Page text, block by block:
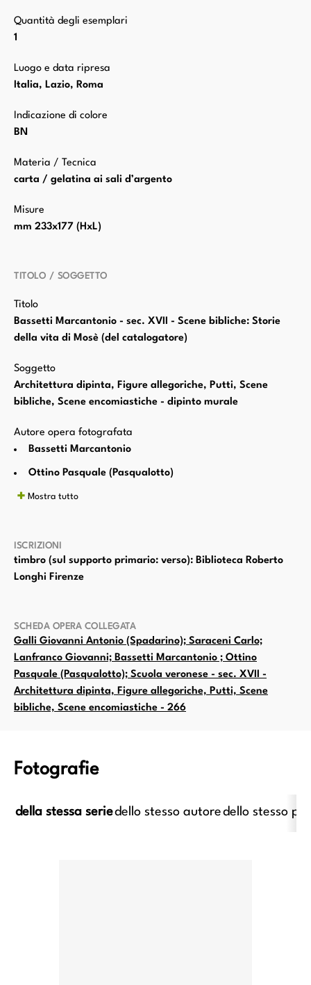
Quantità degli esemplari
1
Luogo e data ripresa
Italia, Lazio, Roma
Indicazione di colore
BN
Materia / Tecnica
carta / gelatina ai sali d’argento
Misure
mm 233x177 (HxL)
TITOLO / SOGGETTO
Titolo
Bassetti Marcantonio - sec. XVII - Scene bibliche: Storie
della vita di Mosè (del catalogatore)
Soggetto
Architettura dipinta, Figure allegoriche, Putti, Scene
bibliche, Scene encomiastiche - dipinto murale
Autore opera fotografata
Bassetti Marcantonio
Ottino Pasquale (Pasqualotto)
Mostra tutto
ISCRIZIONI
timbro (sul supporto primario: verso): Biblioteca Roberto
Longhi Firenze
SCHEDA OPERA COLLEGATA
Galli Giovanni Antonio (Spadarino); Saraceni Carlo;
Lanfranco Giovanni; Bassetti Marcantonio ; Ottino
Pasquale (Pasqualotto); Scuola veronese - sec. XVII -
Architettura dipinta, Figure allegoriche, Putti, Scene
bibliche, Scene encomiastiche - 266
Fotografie
della stessa seriedello stesso autoredello stesso